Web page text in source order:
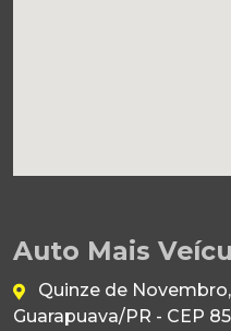
Auto Mais
Quinze de
Guarapuava/PR - CEP